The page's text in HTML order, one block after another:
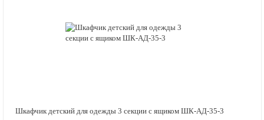
Шкафчик детский для одежды 3 секции с ящиком ШК-АД-35-3